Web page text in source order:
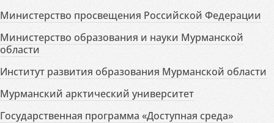
Министерство просвещения Российской Федерации
Министерство образования и науки Мурманской
области
Институт развития образования Мурманской области
Мурманский арктический университет
Государственная программа «Доступная среда»